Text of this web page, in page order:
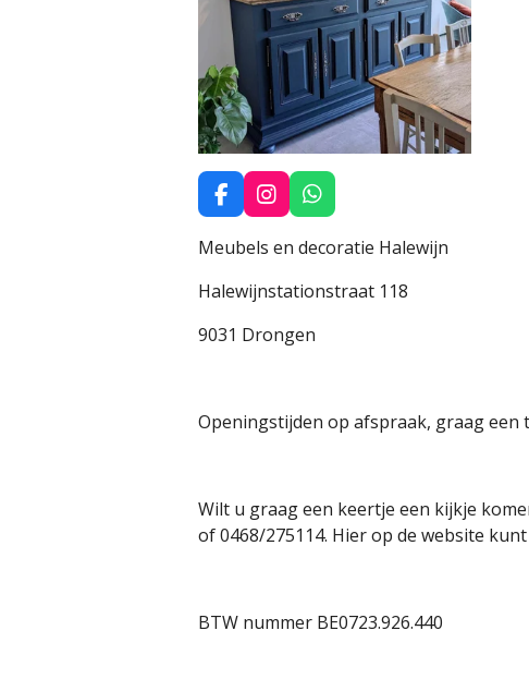
F
a
c
b
o
k
I
n
s
a
r
a
W
h
a
s
p
p
Meubels en decoratie Halewijn
Halewijnstationstraat 118
9031 Drongen
Openingstijden op afspraak, graag een
Wilt u graag een keertje een kijkje
of 0468/275114. Hier op de website
BTW nummer BE0723.926.440